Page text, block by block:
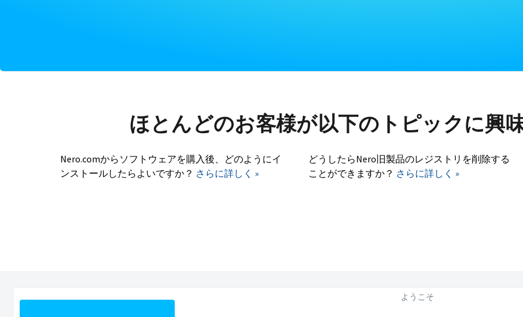
ほとんどのお客様が以下のトピックに興
Nero.comからソフトウェアを購入後、どのようにイ
ンストールしたらよいですか？ さらに詳しく »
どうしたらNero旧製品のレジストリを削除する
ことができますか？ さらに詳しく »
ようこそ